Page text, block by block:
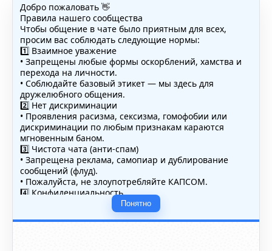
Добро пожаловать 👋
Правила нашего сообщества
Чтобы общение в чате было приятным для всех,
просим вас соблюдать следующие нормы:
1️⃣ Взаимное уважение
• Запрещены любые формы оскорблений, хамства и
перехода на личности.
• Соблюдайте базовый этикет — мы здесь для
дружелюбного общения.
2️⃣ Нет дискриминации
• Проявления расизма, сексизма, гомофобии или
дискриминации по любым признакам караются
мгновенным баном.
3️⃣ Чистота чата (анти-спам)
• Запрещена реклама, самопиар и дублирование
сообщений (флуд).
• Пожалуйста, не злоупотребляйте КАПСОМ.
4️⃣ Конфиденциальность
• Не публикуйте личные данные — свои или чужие
(телефоны, адреса, документы).
5️⃣ Уместность контента
Понятно